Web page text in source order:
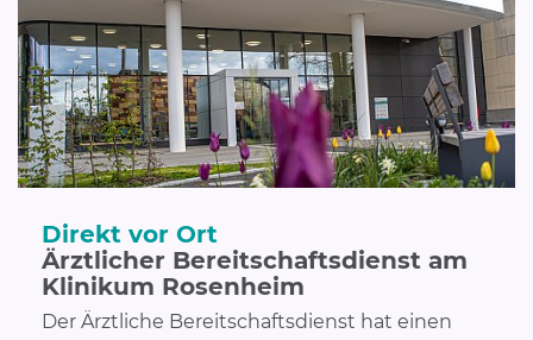
Direkt vor Ort
Ärztlicher Bereitschaftsdienst am
Klinikum Rosenheim
Der Ärztliche Bereitschaftsdienst hat einen